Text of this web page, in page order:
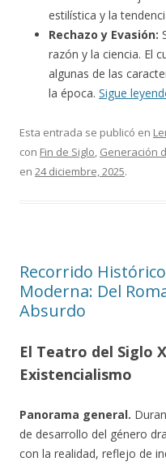
estilística y la
Rechazo y Evasión:
razón y la ciencia. El
algunas de las
la época. Sigue
Esta entrada se publicó en
con Fin de Siglo, Generación
en 24 diciembre, 2025.
Recorrido
Moderna: Del
Absurdo
El Teatro del Siglo
Existencialismo
Panorama general.
de desarrollo del género
con la realidad, reflejo de